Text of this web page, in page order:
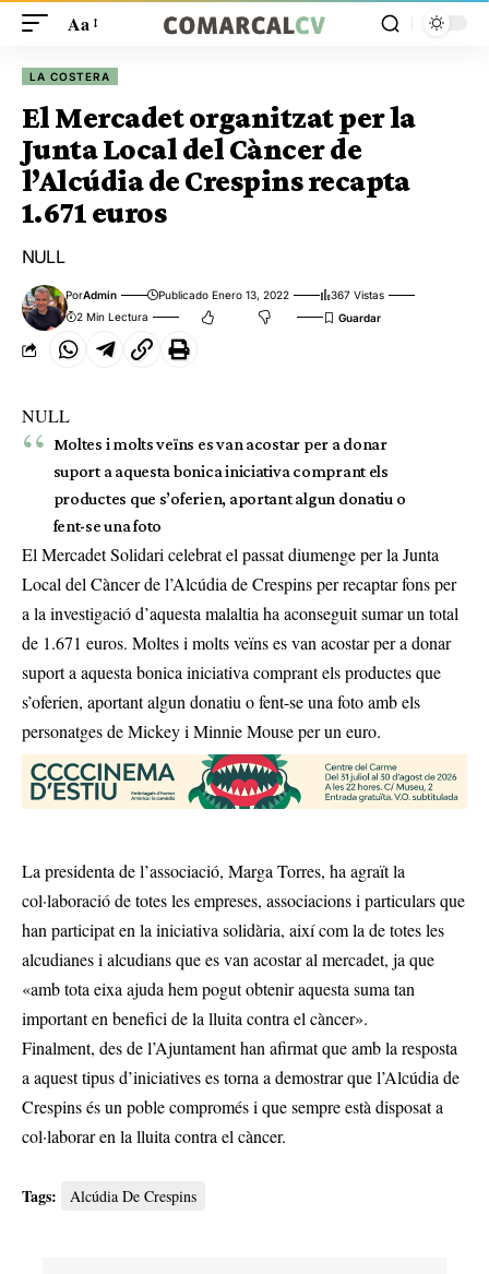
Aa
LA COSTERA
El Mercadet organitzat per la
Junta Local del Càncer de
l’Alcúdia de Crespins recapta
1.671 euros
NULL
PorAdmin Publicado Enero 13, 2022
367 Vistas
2 Min Lectura
NULL
Moltes i molts veïns es van acostar per a donar
suport a aquesta bonica iniciativa comprant els
productes que s’oferien, aportant algun donatiu o
fent-se una foto
El Mercadet Solidari celebrat el passat diumenge per la Junta
Local del Càncer de l’Alcúdia de Crespins per recaptar fons per
a la investigació d’aquesta malaltia ha aconseguit sumar un total
de 1.671 euros. Moltes i molts veïns es van acostar per a donar
suport a aquesta bonica iniciativa comprant els productes que
s’oferien, aportant algun donatiu o fent-se una foto amb els
personatges de Mickey i Minnie Mouse per un euro.
La presidenta de l’associació, Marga Torres, ha agraït la
col·laboració de totes les empreses, associacions i particulars que
han participat en la iniciativa solidària, així com la de totes les
alcudianes i alcudians que es van acostar al mercadet, ja que
«amb tota eixa ajuda hem pogut obtenir aquesta suma tan
important en benefici de la lluita contra el càncer».
Finalment, des de l’Ajuntament han afirmat que amb la resposta
a aquest tipus d’iniciatives es torna a demostrar que l’Alcúdia de
Crespins és un poble compromés i que sempre està disposat a
col·laborar en la lluita contra el càncer.
Tags: Alcúdia De Crespins